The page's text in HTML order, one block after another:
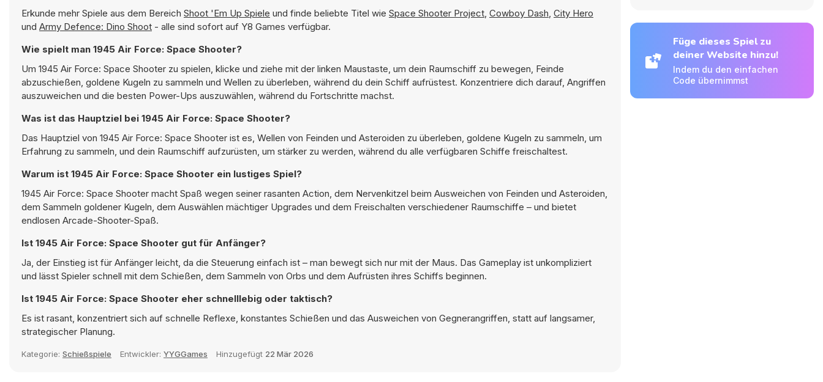
Erkunde mehr Spiele aus dem Bereich Shoot 'Em Up Spiele und finde beliebte Titel wie Space Shooter Project, Cowboy Dash, City Hero
und Army Defence: Dino Shoot - alle sind sofort auf Y8 Games verfügbar.
Wie spielt man 1945 Air Force: Space Shooter?
Um 1945 Air Force: Space Shooter zu spielen, klicke und ziehe mit der linken Maustaste, um dein Raumschiff zu bewegen, Feinde
abzuschießen, goldene Kugeln zu sammeln und Wellen zu überleben, während du dein Schiff aufrüstest. Konzentriere dich darauf, Angriffen
auszuweichen und die besten Power-Ups auszuwählen, während du Fortschritte machst.
Was ist das Hauptziel bei 1945 Air Force: Space Shooter?
Das Hauptziel von 1945 Air Force: Space Shooter ist es, Wellen von Feinden und Asteroiden zu überleben, goldene Kugeln zu sammeln, um
Erfahrung zu sammeln, und dein Raumschiff aufzurüsten, um stärker zu werden, während du alle verfügbaren Schiffe freischaltest.
Warum ist 1945 Air Force: Space Shooter ein lustiges Spiel?
1945 Air Force: Space Shooter macht Spaß wegen seiner rasanten Action, dem Nervenkitzel beim Ausweichen von Feinden und Asteroiden,
dem Sammeln goldener Kugeln, dem Auswählen mächtiger Upgrades und dem Freischalten verschiedener Raumschiffe – und bietet
endlosen Arcade-Shooter-Spaß.
Ist 1945 Air Force: Space Shooter gut für Anfänger?
Ja, der Einstieg ist für Anfänger leicht, da die Steuerung einfach ist – man bewegt sich nur mit der Maus. Das Gameplay ist unkompliziert
und lässt Spieler schnell mit dem Schießen, dem Sammeln von Orbs und dem Aufrüsten ihres Schiffs beginnen.
Ist 1945 Air Force: Space Shooter eher schnelllebig oder taktisch?
Es ist rasant, konzentriert sich auf schnelle Reflexe, konstantes Schießen und das Ausweichen von Gegnerangriffen, statt auf langsamer,
strategischer Planung.
Kategorie: Schießspiele Entwickler: YYGGames Hinzugefügt 22 Mär 2026
Füge dieses Spiel zu
deiner Website hinzu!
Indem du den einfachen
Code übernimmst